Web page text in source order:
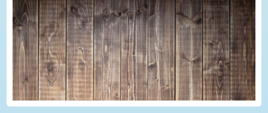
Freiwilligenmanagement Kompakt Strategisches
Freiwilligenmanagement und praktische Umsetzung Im Fokus
Teil 1 Für Engagement begeistern: Freiwillige gewinnen Im
Fokus Teil 2 Eine Frage der H...